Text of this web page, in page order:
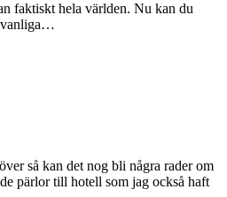
faktiskt hela världen. Nu kan du
vanliga…
så kan det nog bli några rader om
pärlor till hotell som jag också haft